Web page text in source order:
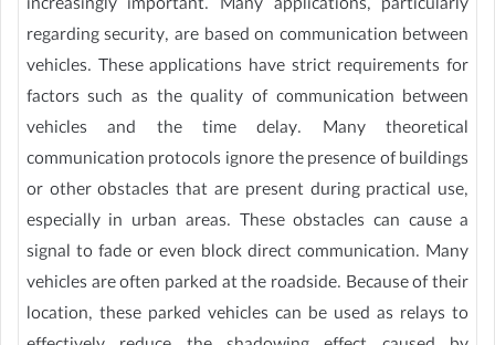
increasingly important. Many applications, particularly
regarding security, are based on communication between
vehicles. These applications have strict requirements for
factors such as the quality of communication between
vehicles and the time delay. Many theoretical
communication protocols ignore the presence of buildings
or other obstacles that are present during practical use,
especially in urban areas. These obstacles can cause a
signal to fade or even block direct communication. Many
vehicles are often parked at the roadside. Because of their
location, these parked vehicles can be used as relays to